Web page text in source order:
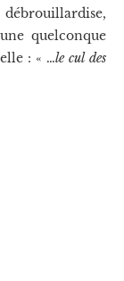
quelconque
: « …le cul des